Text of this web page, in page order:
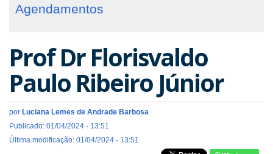
Agendamentos
Prof Dr Florisvaldo
Paulo Ribeiro Júnior
por Luciana Lemes de Andrade Barbosa
Publicado: 01/04/2024 - 13:51
Última modificação: 01/04/2024 - 13:51